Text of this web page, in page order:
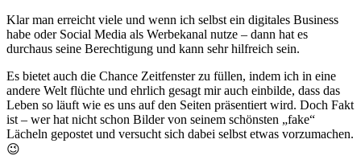
Klar man erreicht viele und wenn ich selbst ein digitales Business
habe oder Social Media als Werbekanal nutze – dann hat es
durchaus seine Berechtigung und kann sehr hilfreich sein.
Es bietet auch die Chance Zeitfenster zu füllen, indem ich in eine
andere Welt flüchte und ehrlich gesagt mir auch einbilde, dass das
Leben so läuft wie es uns auf den Seiten präsentiert wird. Doch Fakt
ist – wer hat nicht schon Bilder von seinem schönsten „fake“
Lächeln gepostet und versucht sich dabei selbst etwas vorzumachen.
😉